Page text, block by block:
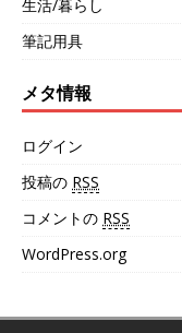
生活/暮らし
筆記用具
メタ情報
ログイン
投稿の RSS
コメントの RSS
WordPress.org